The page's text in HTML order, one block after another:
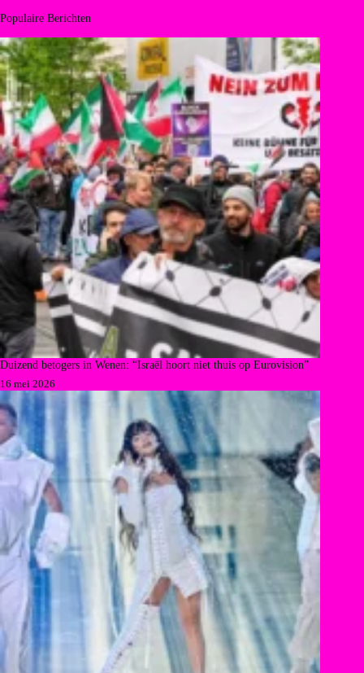
Populaire Berichten
Duizend betogers in Wenen: “Israël hoort niet thuis op Eurovision”
16 mei 2026